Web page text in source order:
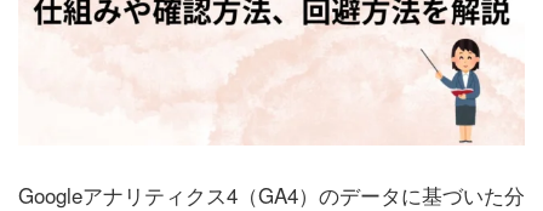
Googleアナリティクス4（GA4）のデータに基づいた分